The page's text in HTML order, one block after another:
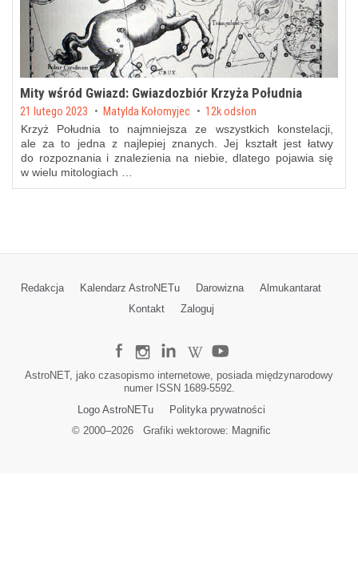
Mity wśród Gwiazd: Gwiazdozbiór Krzyża Południa
Posted on
21 lutego 2023 by Matylda Kołomyjec 12k odsłon
Krzyż Południa to najmniejsza ze wszystkich konstelacji,
ale za to jedna z najlepiej znanych. Jej kształt jest łatwy
do rozpoznania i znalezienia na niebie, dlatego pojawia się
w wielu mitologiach …
Redakcja Kalendarz AstroNETu Darowizna
Almukantarat
Kontakt
Zaloguj
AstroNET, jako czasopismo internetowe, posiada międzynarodowy
numer ISSN 1689-5592.
Logo AstroNETu
Polityka prywatności
© 2000–2026Grafiki wektorowe: Magnific